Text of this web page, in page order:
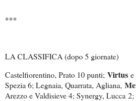
***
LA CLASSIFICA (dopo 5 giornate)
Castelfiorentino, Prato 10 punti; Virtus
Spezia 6; Legnaia, Quarrata, Agliana,
Arezzo e Valdisieve 4; Synergy, Lucca